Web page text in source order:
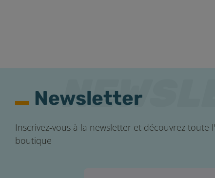
Newsletter
Inscrivez-vous à la newsletter et découvrez toute
boutique